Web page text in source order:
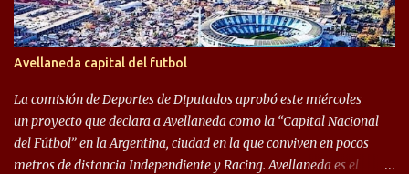
0, se consagró campeón y, además, mandó al descenso a su eterno
rival. El clásico de Avellaneda marcó el epílogo del campeonato,
algo totalmente inusual para estas épocas, donde la violencia no
permite encuentros de riesgo sobre el final de los torneos. En la
década del ochenta y con una democracia flo...
Avellaneda capital del futbol
La comisión de Deportes de Diputados aprobó este miércoles
un proyecto que declara a Avellaneda como la “Capital Nacional
del Fútbol” en la Argentina, ciudad en la que conviven en pocos
metros de distancia Independiente y Racing. Avellaneda es el